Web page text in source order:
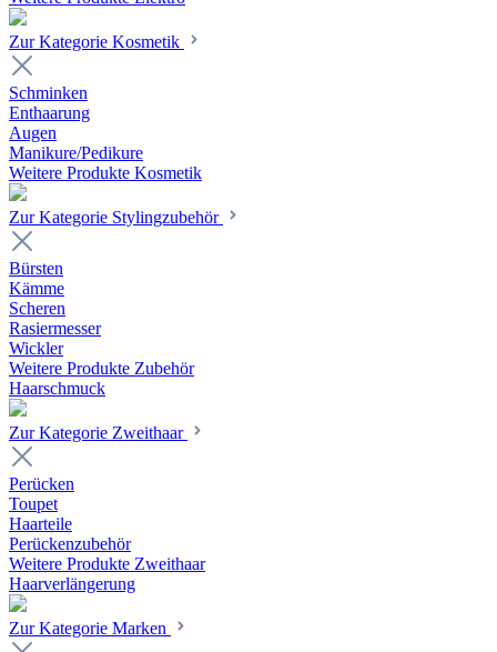
Zur Kategorie Kosmetik
Schminken
Enthaarung
Augen
Manikure/Pedikure
Weitere Produkte Kosmetik
Zur Kategorie Stylingzubehör
Bürsten
Kämme
Scheren
Rasiermesser
Wickler
Weitere Produkte Zubehör
Haarschmuck
Zur Kategorie Zweithaar
Perücken
Toupet
Haarteile
Perückenzubehör
Weitere Produkte Zweithaar
Haarverlängerung
Zur Kategorie Marken